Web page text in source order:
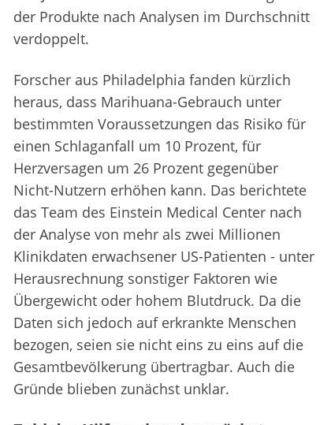
der Produkte nach Analysen im Durchschnitt
verdoppelt.
Forscher aus Philadelphia fanden kürzlich
heraus, dass Marihuana-Gebrauch unter
bestimmten Voraussetzungen das Risiko für
einen Schlaganfall um 10 Prozent, für
Herzversagen um 26 Prozent gegenüber
Nicht-Nutzern erhöhen kann. Das berichtete
das Team des Einstein Medical Center nach
der Analyse von mehr als zwei Millionen
Klinikdaten erwachsener US-Patienten - unter
Herausrechnung sonstiger Faktoren wie
Übergewicht oder hohem Blutdruck. Da die
Daten sich jedoch auf erkrankte Menschen
bezogen, seien sie nicht eins zu eins auf die
Gesamtbevölkerung übertragbar. Auch die
Gründe blieben zunächst unklar.